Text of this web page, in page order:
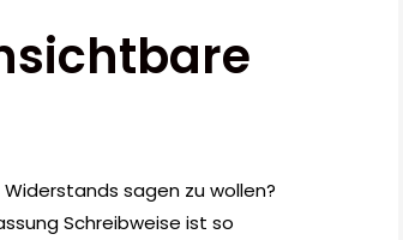
sagen zu wollen?
Schreibweise ist so